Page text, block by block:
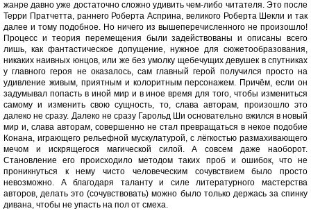
жанре давно уже достаточно сложно удивить чем-либо читателя. Это после
Терри Пратчетта, раннего Роберта Асприна, великого Роберта Шекли и так
далее и тому подобное. Но ничего из вышеперечисленного не произошло!
Процесс и теория перемещения были задействованы и описаны всего
лишь, как фантастическое допущение, нужное для сюжетообразования,
никаких наивных юнцов, или же без умолку щебечущих девушек в спутниках
у главного героя не оказалось, сам главный герой получился просто на
удивление живым, приятным и колоритным персонажем. Причём, если он
задумывал попасть в иной мир и в иное время для того, чтобы измениться
самому и изменить свою сущность, то, слава авторам, произошло это
далеко не сразу. Далеко не сразу Гарольд Ши основательно вжился в новый
мир и, слава авторам, совершенно не стал превращаться в некое подобие
Конана, играющего рельефной мускулатурой, с лёгкостью размахивающего
мечом и искрящегося магической силой. А совсем даже наоборот.
Становление его происходило методом таких проб и ошибок, что не
проникнуться к нему чисто человеческим сочувствием было просто
невозможно. А благодаря таланту и силе литературного мастерства
авторов, делать это (сочувствовать) можно было только держась за спинку
дивана, чтобы не упасть на пол от смеха.